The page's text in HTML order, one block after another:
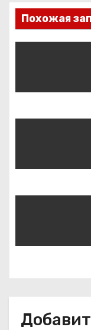
п
о
а
п
с
я
Похожая